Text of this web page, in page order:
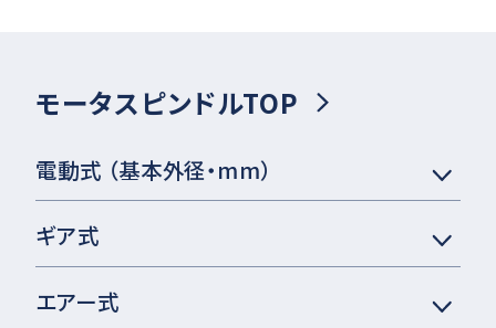
モータスピンドルTOP
電動式 （基本外径・mm）
ギア式
エアー式